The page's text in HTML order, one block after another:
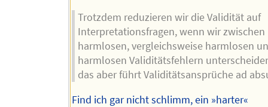
Trotzdem reduzieren wir die Validität auf
Interpretationsfragen, wenn wir zwischen
harmlosen, vergleichsweise harmlosen
harmlosen Validitätsfehlern
das aber führt Validitätsansprüche ad
Find ich gar nicht schlimm, ein »harter«